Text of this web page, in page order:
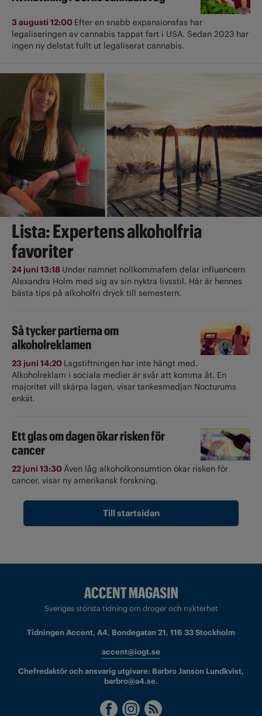
3 augusti 12:00 Efter en snabb expansionsfas har
legaliseringen av cannabis tappat fart i USA. Sedan 2023 har
ingen ny delstat fullt ut ­legaliserat cannabis.
Lista: Expertens alkoholfria
favoriter
24 juni 13:18 Under namnet nollkommafem delar influencern
Alexandra Holm med sig av sin nyktra livsstil. Här är hennes
bästa tips på alkoholfri dryck till semestern.
Så tycker partierna om
alkoholreklamen
23 juni 14:20 Lagstiftningen har inte hängt med.
Alkoholreklam i sociala medier är svår att komma åt. En
majoritet vill skärpa lagen, visar tankesmedjan Nocturums
enkät.
Ett glas om dagen ökar risken för
cancer
22 juni 13:30Även låg alkoholkonsumtion ökar risken för
cancer, visar ny amerikansk forskning.
Till startsidan
Sveriges största tidning om droger och nykterhet
Tidningen Accent, A4, Bondegatan 21, 116 33 Stockholm
accent@iogt.se
Chefredaktör och ansvarig utgivare: Barbro Janson Lundkvist,
barbro@a4.se.